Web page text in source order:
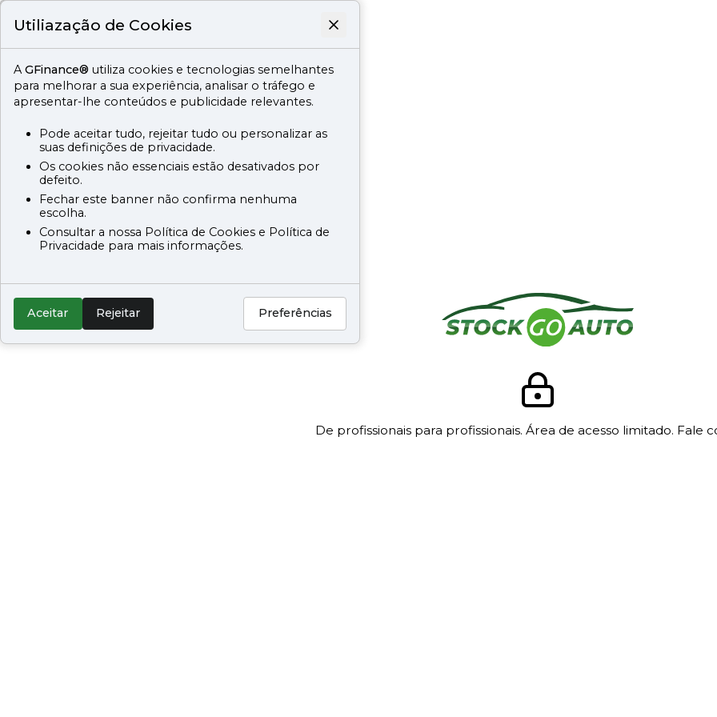
Utiliazação de Cookies
AGFinance® utiliza cookies e tecnologias semelhantes
para melhorar a sua experiência, analisar o tráfego e
apresentar-lhe conteúdos e publicidade relevantes.
Pode aceitar tudo, rejeitar tudo ou personalizar as
suas definições de privacidade.
Os cookies não essenciais estão desativados por
defeito.
Fechar este banner não confirma nenhuma
escolha.
Consultar a nossa Política de Cookies e Política de
Privacidade para mais informações.
Aceitar Rejeitar Preferências
De profissionais para profissionais. Área de acesso limitado. Fale